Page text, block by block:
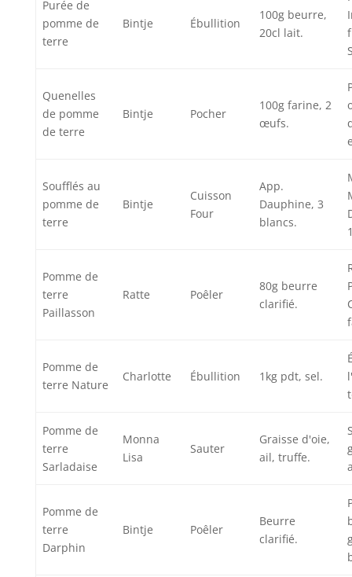
Purée de
pomme de
terre
Bintje Ébullition
100g beurre,
20cl lait.
Quenelles
de pomme
de terre
Bintje Pocher
100g farine, 2
œufs.
Soufflés au
pomme de
terre
Bintje
Cuisson
Four
App.
Dauphine, 3
blancs.
Pomme de
terre
Paillasson
Ratte Poêler
80g beurre
clarifié.
Pomme de
terre Nature
Charlotte Ébullition 1kg pdt, sel.
Pomme de
terre
Sarladaise
Monna
Lisa
Sauter
Graisse d'oie,
ail, truffe.
Pomme de
terre
Darphin
Bintje Poêler
Beurre
clarifié.